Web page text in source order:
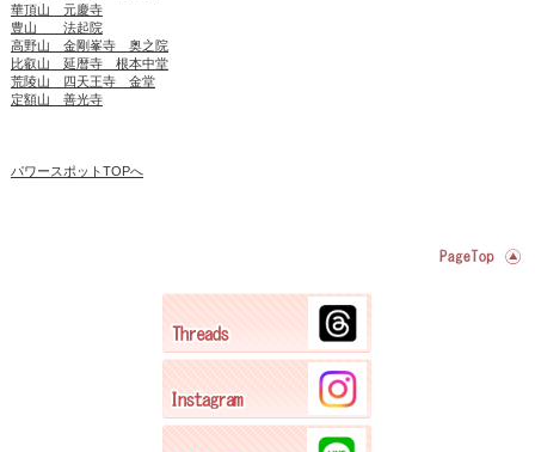
華頂山 元慶寺
豊山 法起院
高野山 金剛峯寺 奥之院
比叡山 延暦寺 根本中堂
荒陵山 四天王寺 金堂
定額山 善光寺
パワースポットTOPへ